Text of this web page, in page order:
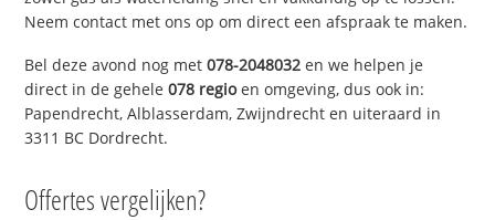
Neem contact met ons op om direct een afspraak te maken.
Bel deze avond nog met078-2048032 en we helpen je
direct in de gehele078 regioen omgeving, dus ook in:
Papendrecht, Alblasserdam, Zwijndrecht en uiteraard in
3311 BC Dordrecht.
Offertes vergelijken?